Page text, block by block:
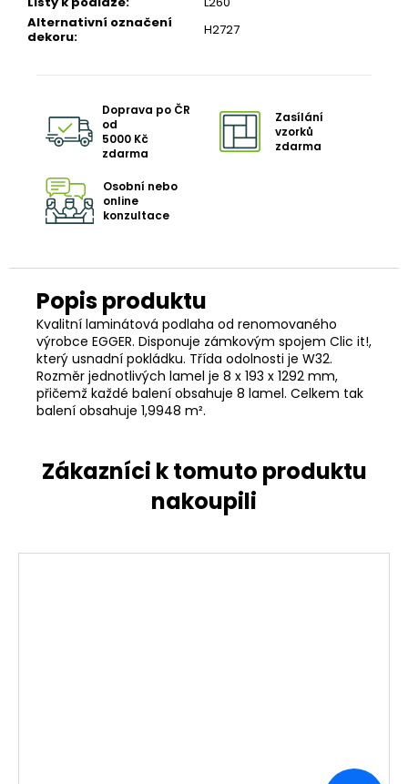
Alternativní označení
dekoru: H2727
Doprava po ČR
od
5000 Kč
zdarma
Zasílání
vzorků
zdarma
Osobní nebo
online
konzultace
Kvalitní laminátová podlaha od renomovaného
výrobce EGGER. Disponuje zámkovým spojem Clic it!,
který usnadní pokládku. Třída odolnosti je W32.
Rozměr jednotlivých lamel je 8 x 193 x 1292 mm,
přičemž každé balení obsahuje 8 lamel. Celkem tak
balení obsahuje 1,9948 m².